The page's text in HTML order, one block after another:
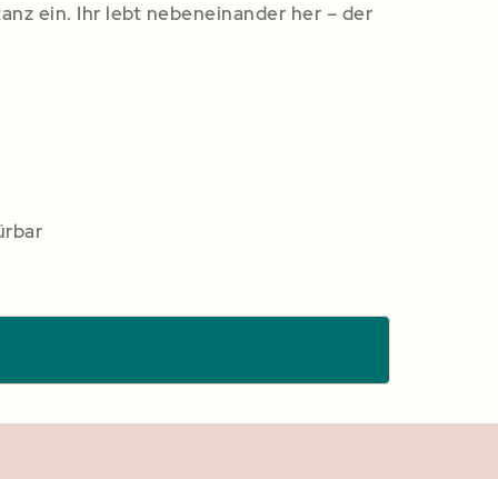
ein. Ihr lebt nebeneinander her – der